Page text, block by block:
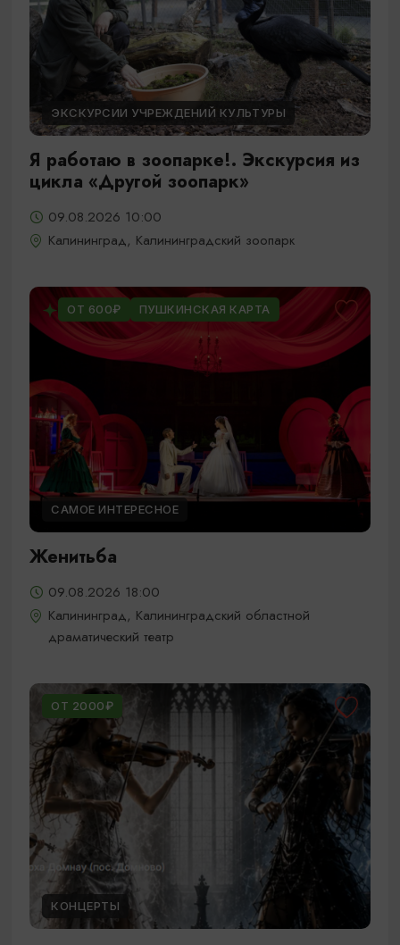
ЭКСКУРСИИ УЧРЕЖДЕНИЙ КУЛЬТУРЫ
Я работаю в зоопарке!. Экскурсия из
цикла «Другой зоопарк»
09.08.2026 10:00
Калининград, Калининградский зоопарк
ОТ 600₽ ПУШКИНСКАЯ КАРТА
САМОЕ ИНТЕРЕСНОЕ
Женитьба
09.08.2026 18:00
Калининград, Калининградский областной
драматический театр
ОТ 2000₽
КОНЦЕРТЫ